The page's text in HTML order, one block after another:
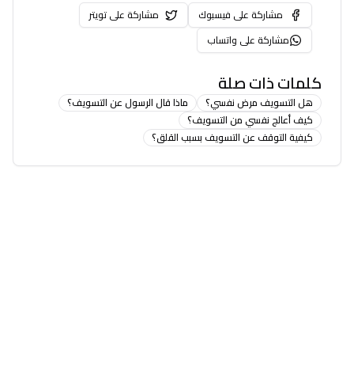
مشاركة على فيسبوك
مشاركة على تويتر
مشاركة على واتساب
كلمات ذات صلة
هل التسويف مرض نفسي؟
ماذا قال الرسول عن التسويف؟
كيف أعالج نفسي من التسويف؟
كيفية التوقف عن التسويف بسبب القلق؟